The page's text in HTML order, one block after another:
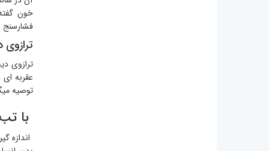
خون
فشارسنج
ترازوی
عقربه
توصیه
با
اندازه